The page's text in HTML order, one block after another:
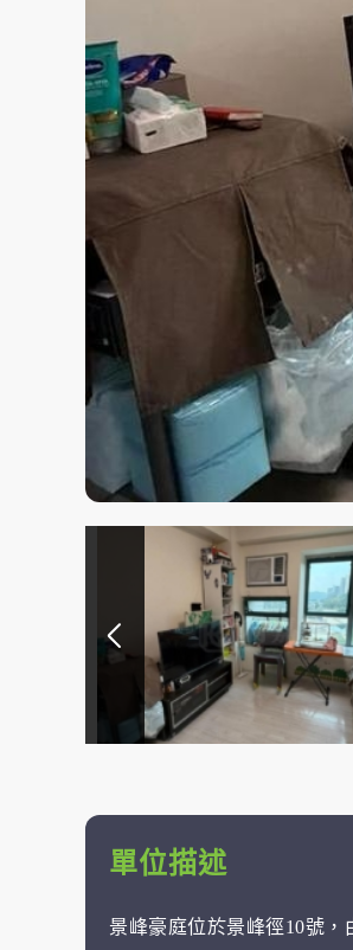
單位描述
景峰豪庭位於景峰徑10號，